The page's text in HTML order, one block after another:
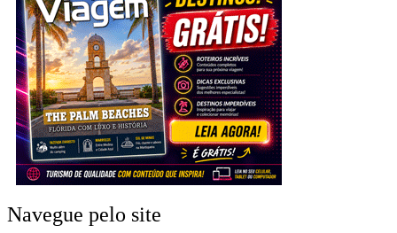
Navegue pelo site